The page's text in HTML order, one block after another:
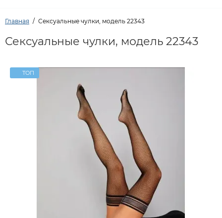
Главная Сексуальные чулки, модель 22343
Сексуальные чулки, модель 22343
ТОП